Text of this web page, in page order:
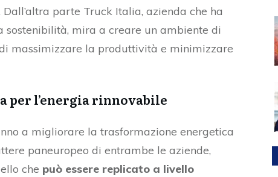
parte Truck Italia, azienda che ha
sostenibilità, mira a creare un ambiente di
massimizzare la produttività e minimizzare
per l’energia rinnovabile
a migliorare la trasformazione energetica
paneuropeo di entrambe le aziende,
che può essere replicato a livello